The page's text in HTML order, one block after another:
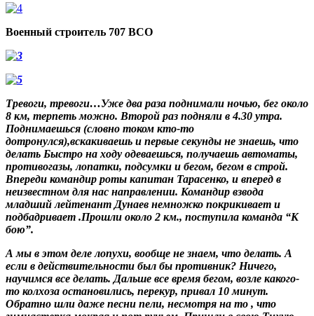
Военный строитель 707 ВСО
Тревоги, тревоги…Уже два раза поднимали ночью, бег около
8 км, терпеть можно. Второй раз подняли в 4.30 утра.
Поднимаешься (словно током кто-то
дотронулся),вскакиваешь и первые секунды не знаешь, что
делать Быстро на ходу одеваешься, получаешь автоматы,
противогазы, лопатки, подсумки и бегом, бегом в строй.
Впереди командир роты капитан Тарасенко, и вперед в
неизвестном для нас направлении. Командир взвода
младший лейтенант Дунаев немножко покрикивает и
подбадривает .Прошли около 2 км., поступила команда “К
бою”.
А мы в этом деле лопухи, вообще не знаем, что делать. А
если в действительности был бы противник? Ничего,
научимся все делать. Дальше все время бегом, возле какого-
то колхоза остановились, перекур, привал 10 минут.
Обратно шли даже песни пели, несмотря на то , что